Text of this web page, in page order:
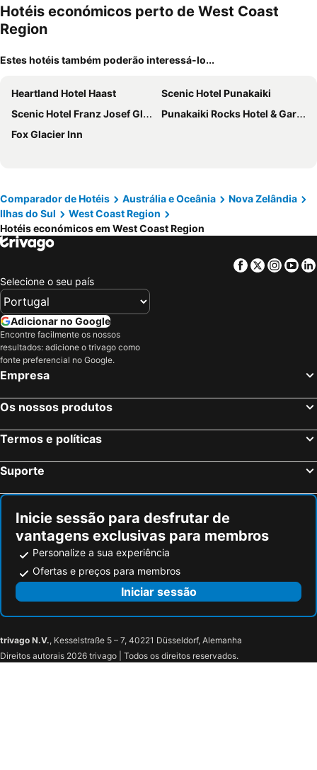
mento
Hotéis económicos perto de West Coast
Region
Estes hotéis também poderão interessá-lo...
Heartland Hotel Haast
Scenic Hotel Punakaiki
Scenic Hotel Franz Josef Glacier
Punakaiki Rocks Hotel & Garden Bar
Fox Glacier Inn
Comparador de Hotéis Austrália e Oceânia
Nova Zelândia
Ilhas do Sul
West Coast Region
Hotéis económicos em West Coast Region
Facebook
Twitter
Selecione o seu país
Adicionar no Google
Encontre facilmente os nossos
resultados: adicione o trivago como
fonte preferencial no Google.
Empresa
Os nossos produtos
Termos e políticas
Suporte
Inicie sessão para desfrutar de
vantagens exclusivas para membros
Personalize a sua experiência
Ofertas e preços para membros
Iniciar sessão
trivago N.V., Kesselstraße 5 – 7, 40221 Düsseldorf, Alemanha
Direitos autorais 2026 trivago | Todos os direitos reservados.